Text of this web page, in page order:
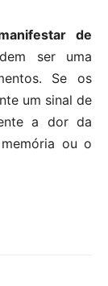
de
ser uma
Se os
um sinal de
a dor da
ou o